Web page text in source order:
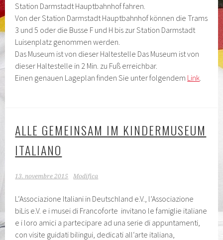
Station Darmstadt Hauptbahnhof fahren.
Von der Station Darmstadt Hauptbahnhof können die Trams
3 und 5 oder die Busse F und H bis zur Station Darmstadt
Luisenplatz genommen werden.
Das Museum ist von dieser Haltestelle Das Museum ist von
dieser Haltestelle in 2 Min. zu Fuß erreichbar.
Einen genauen Lageplan finden Sie unter folgendem Link
ALLE GEMEINSAM IM KINDERMUSEUM
ITALIANO
13. novembre 2015 Modifica
L‘Associazione Italiani in Deutschland e.V., l’Associazione
biLis e.V. e i musei di Francoforte invitano le famiglie italiane
e i loro amici a partecipare ad una serie di appuntamenti,
con visite guidati bilingui, dedicati all‘arte italiana,